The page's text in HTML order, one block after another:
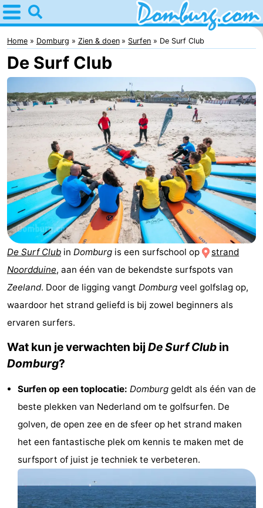
Home
Domburg
Tips
Voor
kinderen
Webcam
Webcam
Webcam
Strand
Overnachten
Appartementen
-
Park
Loverendale
-
Résidence
Bed
breakfasts)
Hotels
Vakantiehuizen
Buitenhof
Domburg
Hof
Domburg
Westhove
Last
Home Domburg Zien & doen Surfen De Surf Club
De Surf Club
De Surf Club in Domburg is een surfschool op
strand
Noordduine, aan één van de bekendste surfspots van
Zeeland. Door de ligging vangt Domburg veel golfslag op,
waardoor het strand geliefd is bij zowel beginners als
ervaren surfers.
Wat kun je verwachten bij De Surf Club in
Domburg?
Surfen op een toplocatie: Domburg geldt als één van de
beste plekken van Nederland om te golfsurfen. De
golven, de open zee en de sfeer op het strand maken
het een fantastische plek om kennis te maken met de
surfsport of juist je techniek te verbeteren.